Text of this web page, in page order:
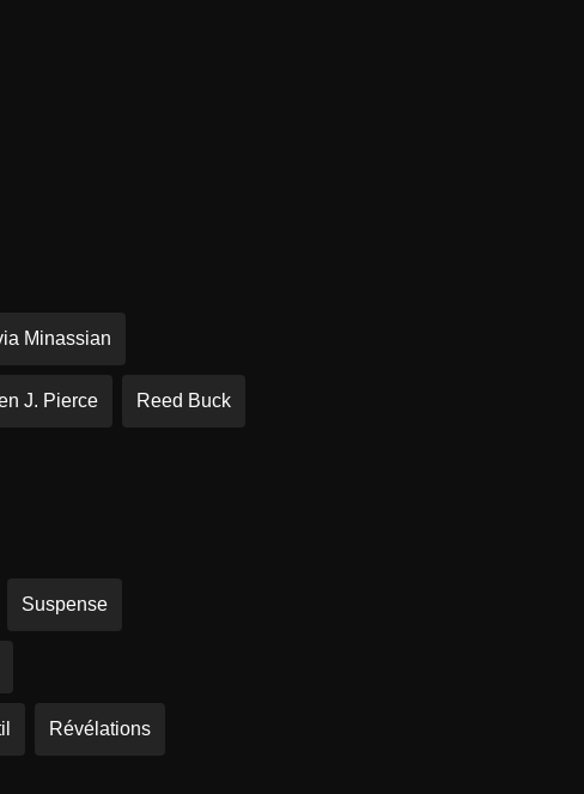
Minassian
J. Pierce Reed Buck
Suspense
Révélations